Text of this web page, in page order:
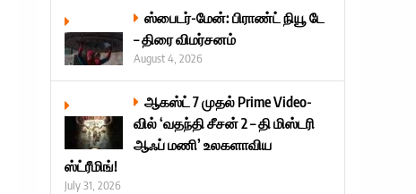
ஸ்பைடர்-மேன்: பிராண்ட் நியூ டே
– திரை விமர்சனம்
August 4, 2026
ஆகஸ்ட் 7 முதல் Prime Video-
வில் ‘வதந்தி சீசன் 2 – தி மிஸ்டரி
ஆஃப் மணி’ உலகளாவிய
ஸ்ட்ரீமிங்!
July 31, 2026